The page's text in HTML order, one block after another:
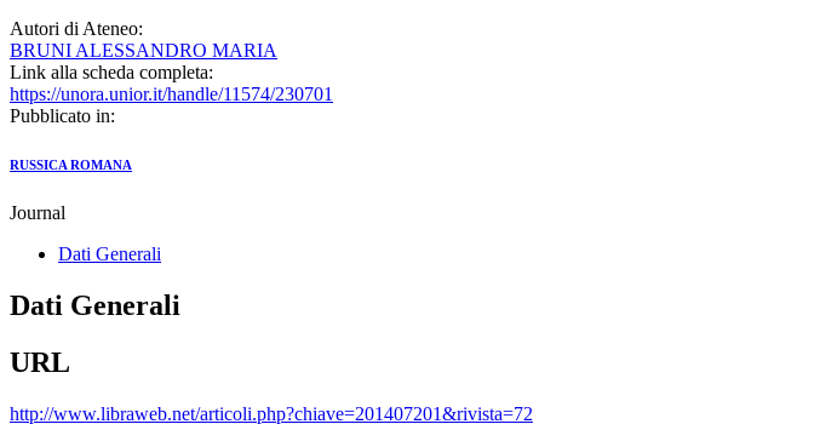
Autori di Ateneo:
BRUNI ALESSANDRO MARIA
Link alla scheda completa:
https://unora.unior.it/handle/11574/230701
Pubblicato in:
RUSSICA ROMANA
Journal
Dati Generali
Dati Generali
URL
http://www.libraweb.net/articoli.php?chiave=201407201&rivista=72